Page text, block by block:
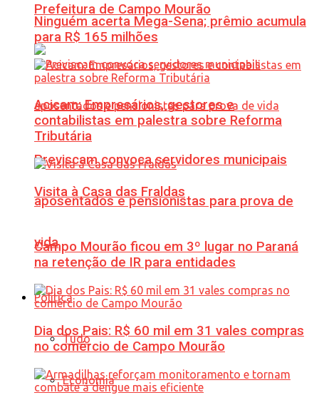
Prefeitura de Campo Mourão
Previscam convoca servidores municipais
aposentados e pensionistas para prova de
vida
Política
Tudo
Economia
Ninguém acerta Mega-Sena; prêmio acumula
para R$ 165 milhões
Acicam: Empresários, gestores e
contabilistas em palestra sobre Reforma
Tributária
Visita à Casa das Fraldas
Campo Mourão ficou em 3º lugar no Paraná
na retenção de IR para entidades
Dia dos Pais: R$ 60 mil em 31 vales compras
no comércio de Campo Mourão